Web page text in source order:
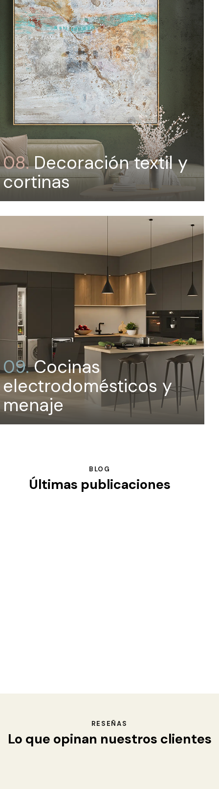
08.Decoración textil y
cortinas
09.Cocinas
electrodomésticos y
menaje
BLOG
Últimas publicaciones
RESEÑAS
Lo que opinan nuestros clientes